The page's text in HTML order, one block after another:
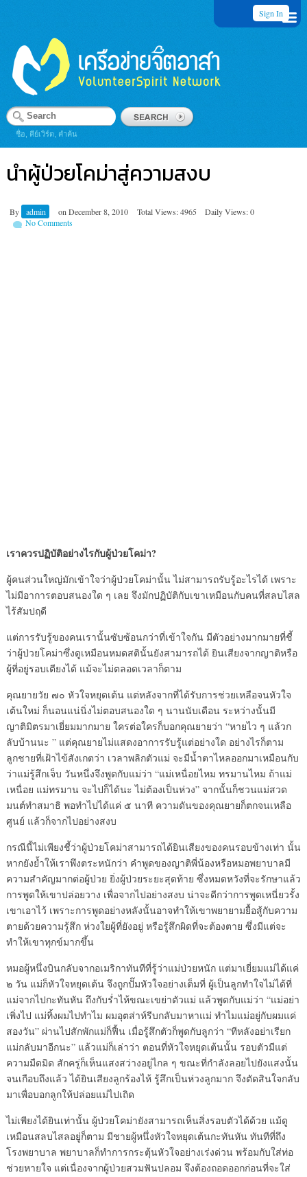
Sign In
ชื่อ, คีย์เวิร์ด, คำค้น
นำผู้ป่วยโคม่าสู่ความสงบ
By admin on December 8, 2010 Total Views: 4965
Daily Views: 0
No Comments
เราควรปฏิบัติอย่างไรกับผู้ป่วยโคม่า?
ผู้คนส่วนใหญ่มักเข้าใจว่าผู้ป่วยโคม่านั้น ไม่สามารถรับรู้อะไรได้ เพราะ
ไม่มีอาการตอบสนองใด ๆ เลย จึงมักปฏิบัติกับเขาเหมือนกับคนที่สลบไสล
ไร้สัมปฤดี
แต่การรับรู้ของคนเรานั้นซับซ้อนกว่าที่เข้าใจกัน มีตัวอย่างมากมายที่ชี้
ว่าผู้ป่วยโคม่าซึ่งดูเหมือนหมดสตินั้นยังสามารถได้ ยินเสียงจากญาติหรือ
ผู้ที่อยู่รอบเตียงได้ แม้จะไม่ตลอดเวลาก็ตาม
คุณยายวัย ๗๐ หัวใจหยุดเต้น แต่หลังจากที่ได้รับการช่วยเหลือจนหัวใจ
เต้นใหม่ ก็นอนแน่นิ่งไม่ตอบสนองใด ๆ นานนับเดือน ระหว่างนั้นมี
ญาติมิตรมาเยี่ยมมากมาย ใครต่อใครก็บอกคุณยายว่า “หายไว ๆ แล้วก
ลับบ้านนะ ” แต่คุณยายไม่แสดงอาการรับรู้แต่อย่างใด อย่างไรก็ตาม
ลูกชายที่เฝ้าไข้สังเกตว่า เวลาพลิกตัวแม่ จะมีน้ำตาไหลออกมาเหมือนกับ
ว่าแม่รู้สึกเจ็บ วันหนึ่งจึงพูดกับแม่ว่า “แม่เหนื่อยไหม ทรมานไหม ถ้าแม่
เหนื่อย แม่ทรมาน จะไปก็ได้นะ ไม่ต้องเป็นห่วง” จากนั้นก็ชวนแม่สวด
มนต์ทำสมาธิ พอทำไปได้แค่ ๕ นาที ความดันของคุณยายก็ตกจนเหลือ
ศูนย์ แล้วก็จากไปอย่างสงบ
กรณีนี้ไม่เพียงชี้ว่าผู้ป่วยโคม่าสามารถได้ยินเสียงของคนรอบข้างเท่า นั้น
หากยังย้ำให้เราพึงตระหนักว่า คำพูดของญาติพี่น้องหรือหมอพยาบาลมี
ความสำคัญมากต่อผู้ป่วย ยิ่งผู้ป่วยระยะสุดท้าย ซึ่งหมดหวังที่จะรักษาแล้ว
การพูดให้เขาปล่อยวาง เพื่อจากไปอย่างสงบ น่าจะดีกว่าการพูดเหนี่ยวรั้ง
เขาเอาไว้ เพราะการพูดอย่างหลังนั้นอาจทำให้เขาพยายามยื้อสู้กับความ
ตายด้วยความรู้สึก ห่วงใยผู้ที่ยังอยู่ หรือรู้สึกผิดที่จะต้องตาย ซึ่งมีแต่จะ
ทำให้เขาทุกข์มากขึ้น
หมอผู้หนึ่งบินกลับจากอเมริกาทันทีที่รู้ว่าแม่ป่วยหนัก แต่มาเยี่ยมแม่ได้แค่
๒ วัน แม่ก็หัวใจหยุดเต้น จึงถูกปั๊มหัวใจอย่างเต็มที่ ผู้เป็นลูกทำใจไม่ได้ที่
แม่จากไปกะทันหัน ถึงกับร่ำไห้ขณะเขย่าตัวแม่ แล้วพูดกับแม่ว่า “แม่อย่า
เพิ่งไป แม่ทิ้งผมไปทำไม ผมอุตส่าห์รีบกลับมาหาแม่ ทำไมแม่อยู่กับผมแค่
สองวัน” ผ่านไปสักพักแม่ก็ฟื้น เมื่อรู้สึกตัวก็พูดกับลูกว่า “ทีหลังอย่าเรียก
แม่กลับมาอีกนะ” แล้วแม่ก็เล่าว่า ตอนที่หัวใจหยุดเต้นนั้น รอบตัวมีแต่
ความมืดมิด สักครู่ก็เห็นแสงสว่างอยู่ไกล ๆ ขณะที่กำลังลอยไปยังแสงนั้น
จนเกือบถึงแล้ว ได้ยินเสียงลูกร้องไห้ รู้สึกเป็นห่วงลูกมาก จึงตัดสินใจกลับ
มาเพื่อบอกลูกให้ปล่อยแม่ไปเถิด
ไม่เพียงได้ยินเท่านั้น ผู้ป่วยโคม่ายังสามารถเห็นสิ่งรอบตัวได้ด้วย แม้ดู
เหมือนสลบไสลอยู่ก็ตาม มีชายผู้หนึ่งหัวใจหยุดเต้นกะทันหัน ทันทีที่ถึง
โรงพยาบาล พยาบาลก็ทำการกระตุ้นหัวใจอย่างเร่งด่วน พร้อมกับใส่ท่อ
ช่วยหายใจ แต่เนื่องจากผู้ป่วยสวมฟันปลอม จึงต้องถอดออกก่อนที่จะใส่